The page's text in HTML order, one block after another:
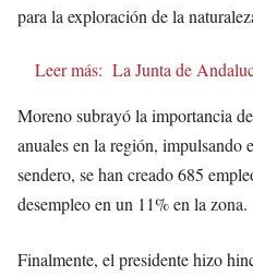
para la exploración de la
Leer más: La Junta de
Moreno subrayó la importancia
anuales en la región, impulsando
sendero, se han creado 685
desempleo en un 11% en la zona.
Finalmente, el presidente hizo